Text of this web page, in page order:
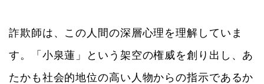
詐欺師は、この人間の深層心理を理解していま
す。「小泉蓮」という架空の権威を創り出し、あ
たかも社会的地位の高い人物からの指示であるか